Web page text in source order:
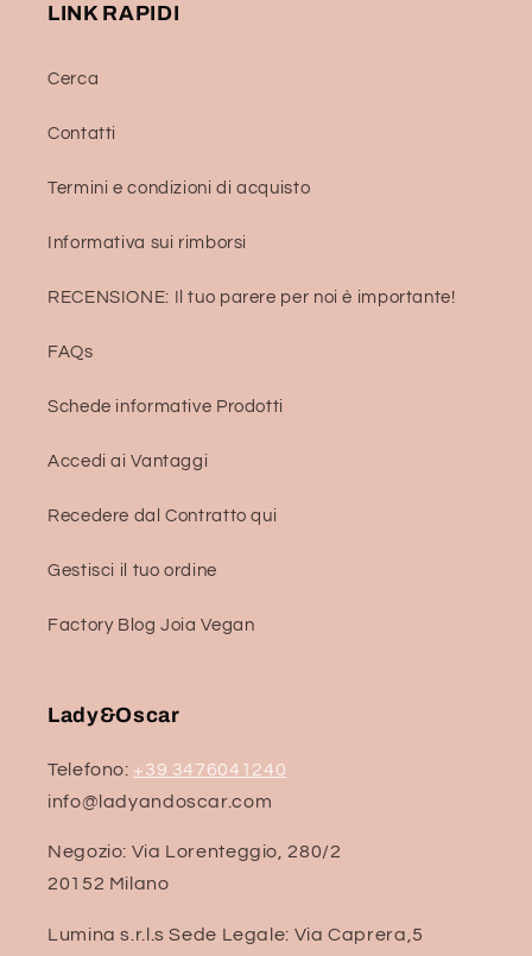
LINK RAPIDI
Cerca
Contatti
Termini e condizioni di acquisto
Informativa sui rimborsi
RECENSIONE: Il tuo parere per noi è importante!
FAQs
Schede informative Prodotti
Accedi ai Vantaggi
Recedere dal Contratto qui
Gestisci il tuo ordine
Factory Blog Joia Vegan
Lady&Oscar
Telefono: +39 3476041240
info@ladyandoscar.com
Negozio: Via Lorenteggio, 280/2
20152 Milano
Lumina s.r.l.s Sede Legale: Via Caprera,5